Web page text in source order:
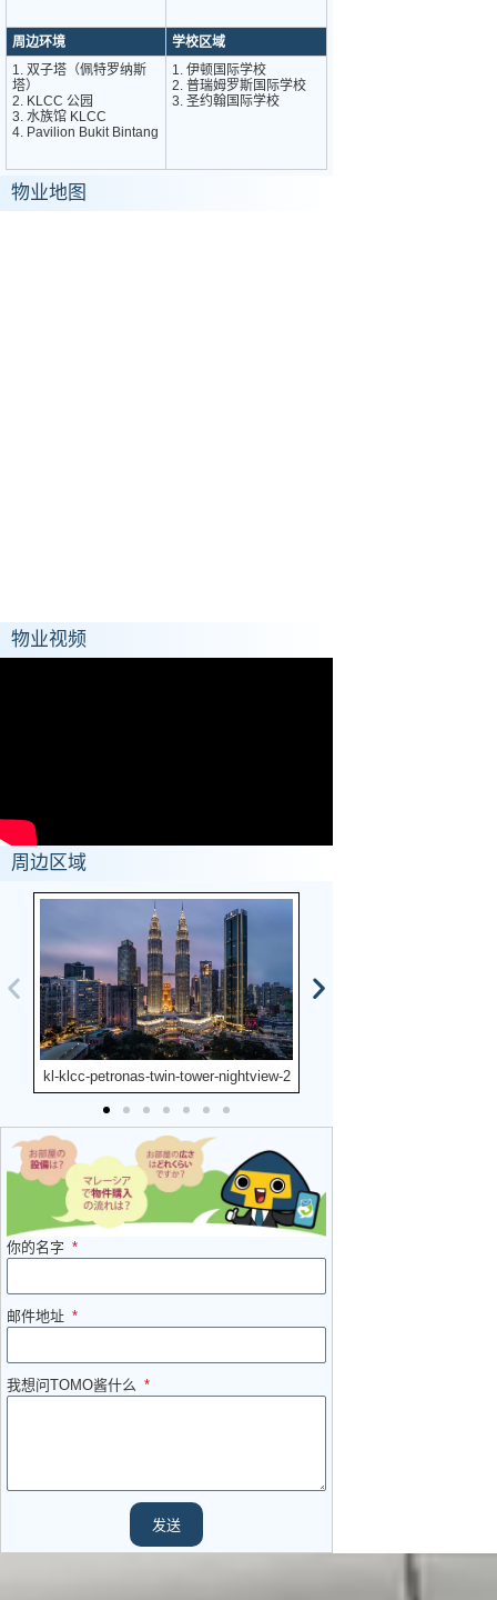
周边环境
学校区域
1. 双子塔（佩特罗纳斯
塔）
2. KLCC 公园
3. 水族馆 KLCC
4. Pavilion Bukit Bintang
1. 伊顿国际学校
2. 普瑞姆罗斯国际学校
3. 圣约翰国际学校
物业地图
物业视频
周边区域
kl-klcc-petronas-twin-tower-nightview-2
你的名字
邮件地址
我想问TOMO酱什么
发送